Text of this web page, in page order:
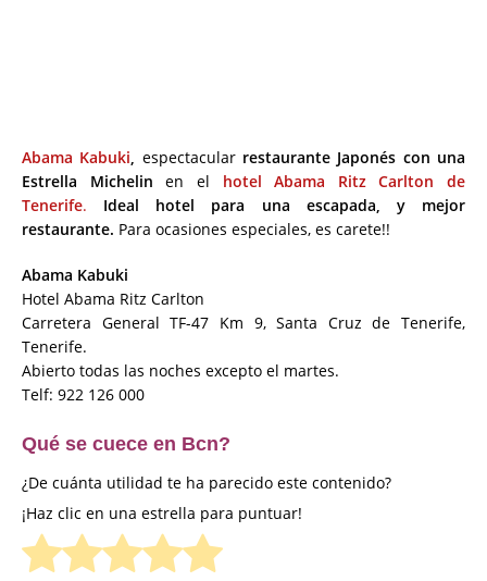
Abama Kabuki, espectacular restaurante Japonés con una
Estrella Michelin en el hotel Abama Ritz Carlton de
Tenerife.
Ideal hotel para una escapada, y mejor
restaurante. Para ocasiones especiales, es carete!!
Abama Kabuki
Hotel Abama Ritz Carlton
Carretera General TF-47 Km 9, Santa Cruz de Tenerife,
Tenerife.
Abierto todas las noches excepto el martes.
Telf: 922 126 000
Qué se cuece en Bcn?
¿De cuánta utilidad te ha parecido este contenido?
¡Haz clic en una estrella para puntuar!